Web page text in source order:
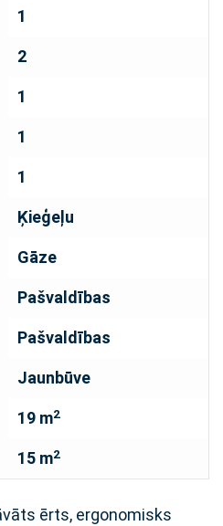
1
2
1
1
1
Ķieģeļu
Gāze
Pašvaldības
Pašvaldības
Jaunbūve
19 m2
15 m2
ērts, ergonomisks